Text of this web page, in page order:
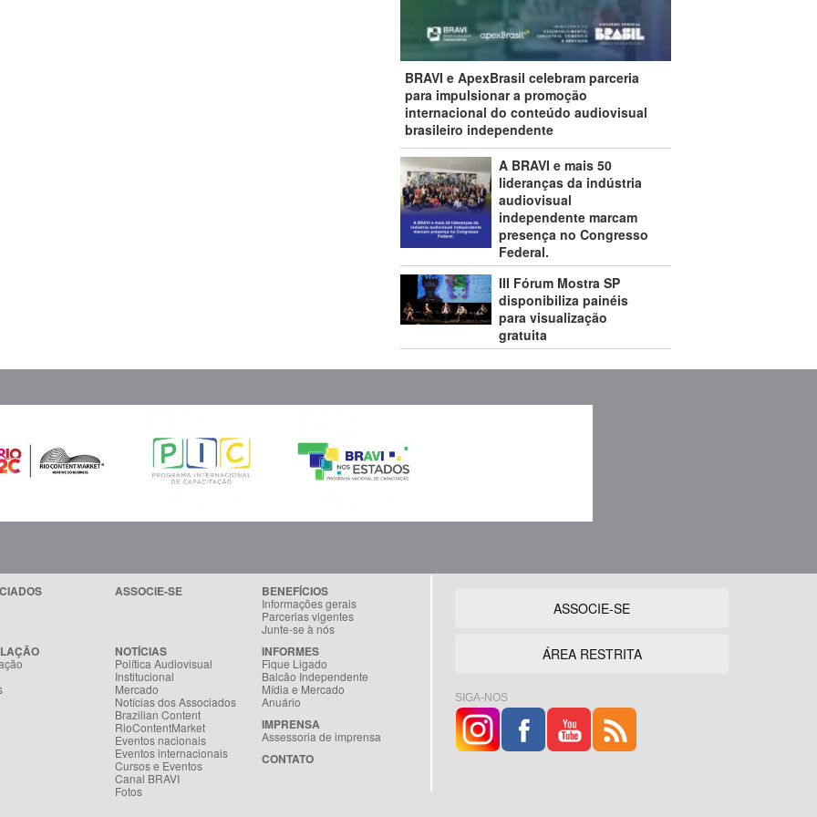
BRAVI e ApexBrasil celebram parceria
para impulsionar a promoção
internacional do conteúdo audiovisual
brasileiro independente
A BRAVI e mais 50
lideranças da indústria
audiovisual
independente marcam
presença no Congresso
Federal.
III Fórum Mostra SP
disponibiliza painéis
para visualização
gratuita
ASSOCIE-SE BENEFÍCIOS
Informações gerais
Parcerias vigentes
Junte-se à nós
NOTÍCIAS
Política Audiovisual
Institucional
Mercado
Notícias dos Associados
Brazilian Content
RioContentMarket
Eventos nacionais
Eventos internacionais
Cursos e Eventos
Canal BRAVI
Fotos
INFORMES
Fique Ligado
Balcão Independente
Mídia e Mercado
Anuário
IMPRENSA
Assessoria de imprensa
CONTATO
ASSOCIE-SE
ÁREA RESTRITA
SIGA-NOS